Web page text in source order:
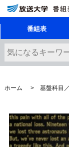
番組表
ホーム
基盤科目